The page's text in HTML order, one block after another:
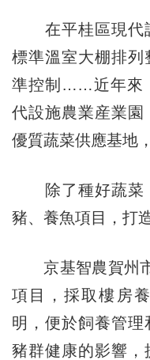
在平桂區現代
標準溫室大棚排列
準控制……近年來
代設施農業産業園
優質蔬菜供應基地
除了種好蔬菜
豬、養魚項目，打
京基智農賀州市
項目，採取樓房
明，便於飼養管
豬群健康的影響，